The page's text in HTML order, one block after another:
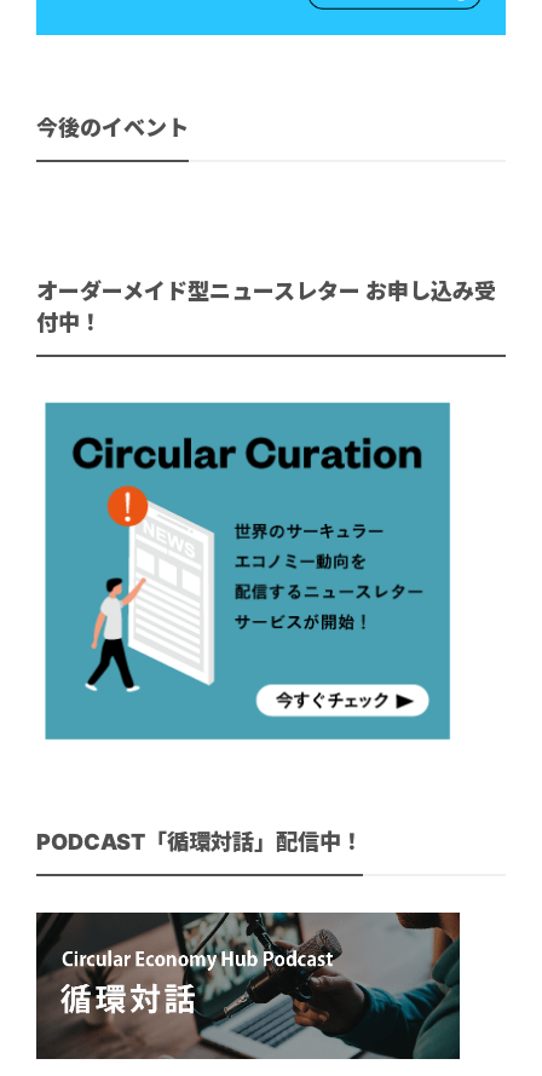
今後のイベント
オーダーメイド型ニュースレター お申し込み受
付中！
PODCAST「循環対話」配信中！